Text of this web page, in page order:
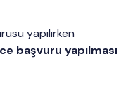
yapılırken
başvuru yapılması